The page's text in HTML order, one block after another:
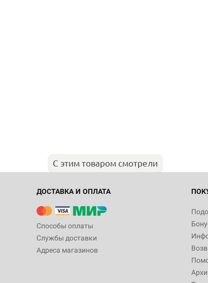
С этим товаром смотрели
ДОСТАВКА И ОПЛАТА
Способы оплаты
Службы доставки
Адреса магазинов